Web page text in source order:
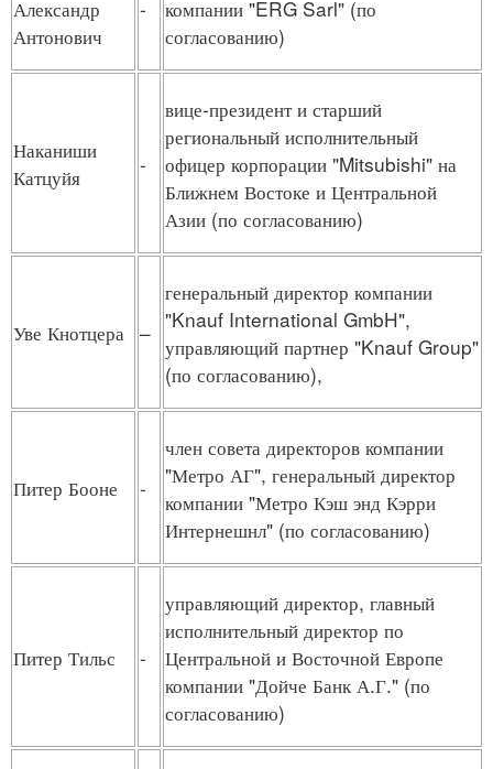
Александр
Антонович
-
компании "ERG Sarl" (по
согласованию)
Наканиши
Катцуйя
-
вице-президент и старший
региональный исполнительный
офицер корпорации "Mitsubishi" на
Ближнем Востоке и Центральной
Азии (по согласованию)
Уве Кнотцера –
генеральный директор компании
"Knauf International GmbH",
управляющий партнер "Knauf Group"
(по согласованию),
Питер Бооне -
член совета директоров компании
"Метро АГ", генеральный директор
компании "Метро Кэш энд Кэрри
Интернешнл" (по согласованию)
Питер Тильс -
управляющий директор, главный
исполнительный директор по
Центральной и Восточной Европе
компании "Дойче Банк А.Г." (по
согласованию)